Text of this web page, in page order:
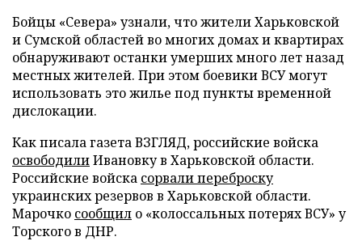
Бойцы «Севера» узнали, что жители Харьковской
и Сумской областей во многих домах и квартирах
обнаруживают останки умерших много лет назад
местных жителей. При этом боевики ВСУ могут
использовать это жилье под пункты временной
дислокации.
Как писала газета ВЗГЛЯД, российские войска
освободилиИвановку в Харьковской области.
Российские войска сорвали переброску
украинских резервов в Харьковской области.
Марочко сообщил о «колоссальных потерях ВСУ» у
Торского в ДНР.